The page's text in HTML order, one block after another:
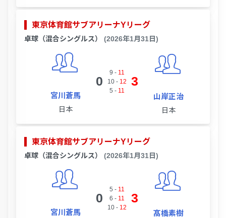
東京体育館サブアリーナYリーグ
卓球（混合シングルス） (2026年1月31日)
宮川蒼馬
日本
0
9 - 11
10- 12
5 - 11
3
山岸正治
日本
東京体育館サブアリーナYリーグ
卓球（混合シングルス） (2026年1月31日)
宮川蒼馬
0
5 - 11
6 - 11
10- 12
3
髙橋素樹